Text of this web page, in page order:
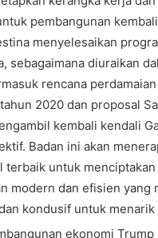
pembangunan
menyelesaikan
sebagaimana diuraikan
rencana
2020 dan proposal
kembali kendali
Badan ini akan
terbaik untuk menciptakan
modern dan efisien yang
kondusif untuk
ekonomi